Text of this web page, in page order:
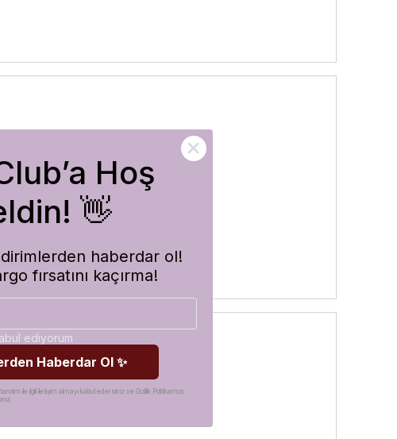
Hoş
👋
haberdar ol!
fırsatını kaçırma!
ediyorum
Haberdar Ol ✨
ile ilgili iletişim almayı kabul edersiniz ve Gizlilik Politikamızı